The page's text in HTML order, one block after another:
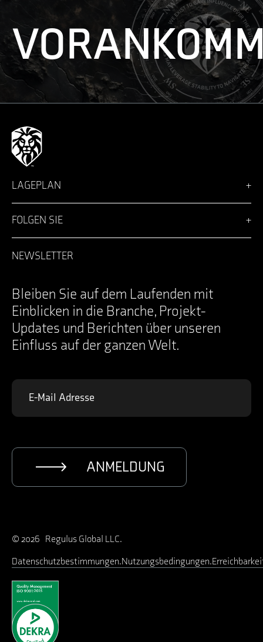
LAGEPLAN
Vision
Lösungen
Nachrichten
Karriere
Anmeldung
FOLGEN SIE
Facebook
LinkedIn
Instagram
NEWSLETTER
Bleiben Sie auf dem Laufenden mit
Einblicken in die Branche, Projekt-
Updates und Berichten über unseren
Einfluss auf der ganzen Welt.
ANMELDUNG
© 2026 Regulus Global LLC.
Datenschutzbestimmungen Nutzungsbedingungen